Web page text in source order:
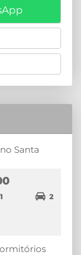
Santa
1 2